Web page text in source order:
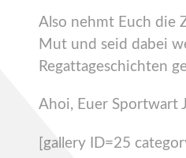
Also nehmt Euch die
Mut und seid dabei
Regattageschichten
Ahoi, Euer Sportwart
[gallery ID=25